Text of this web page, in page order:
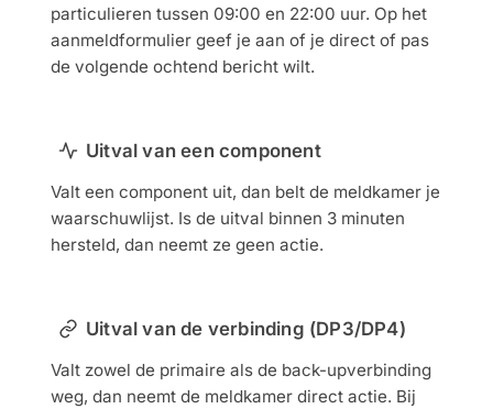
particulieren tussen 09:00 en 22:00 uur. Op het
aanmeldformulier geef je aan of je direct of pas
de volgende ochtend bericht wilt.
Uitval van een component
Valt een component uit, dan belt de meldkamer je
waarschuwlijst. Is de uitval binnen 3 minuten
hersteld, dan neemt ze geen actie.
Uitval van de verbinding (DP3/DP4)
Valt zowel de primaire als de back-upverbinding
weg, dan neemt de meldkamer direct actie. Bij